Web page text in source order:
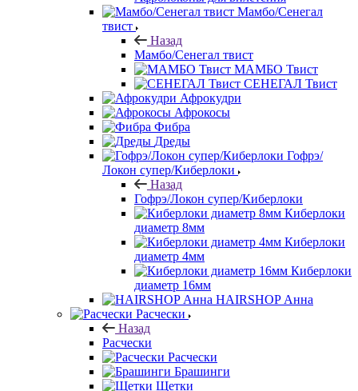
Мамбо/Сенегал
твист
Назад
Мамбо/Сенегал твист
МАМБО Твист
СЕНЕГАЛ Твист
Афрокудри
Афрокосы
Фибра
Дреды
Гофрэ/
Локон супер/Киберлоки
Назад
Гофрэ/Локон супер/Киберлоки
Киберлоки
диаметр 8мм
Киберлоки
диаметр 4мм
Киберлоки
диаметр 16мм
HAIRSHOP Анна
Расчески
Назад
Расчески
Расчески
Брашинги
Щетки